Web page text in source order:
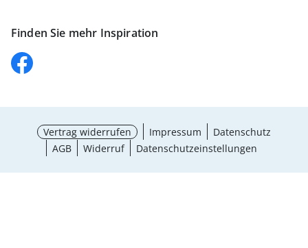
Finden Sie mehr Inspiration
Vertrag widerrufen Impressum
Datenschutz
AGB
Widerruf Datenschutzeinstellungen